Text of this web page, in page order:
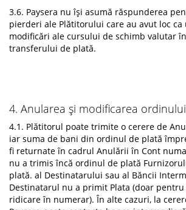
3.6. Paysera nu își asumă răspunderea
pierderi ale Plătitorului care au avut loc ca
modificări ale cursului de schimb valutar
transferului de plată.
4. Anularea și modificarea
4.1. Plătitorul poate trimite o cerere de
iar suma de bani din ordinul de plată
fi returnate în cadrul Anulării în Cont
nu a trimis încă ordinul de plată
plată. al Destinatarului sau al Băncii
Destinatarul nu a primit Plata (doar
ridicare în numerar). În alte cazuri, la